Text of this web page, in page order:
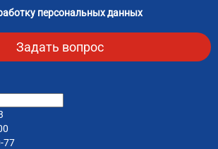
персональных данных
77